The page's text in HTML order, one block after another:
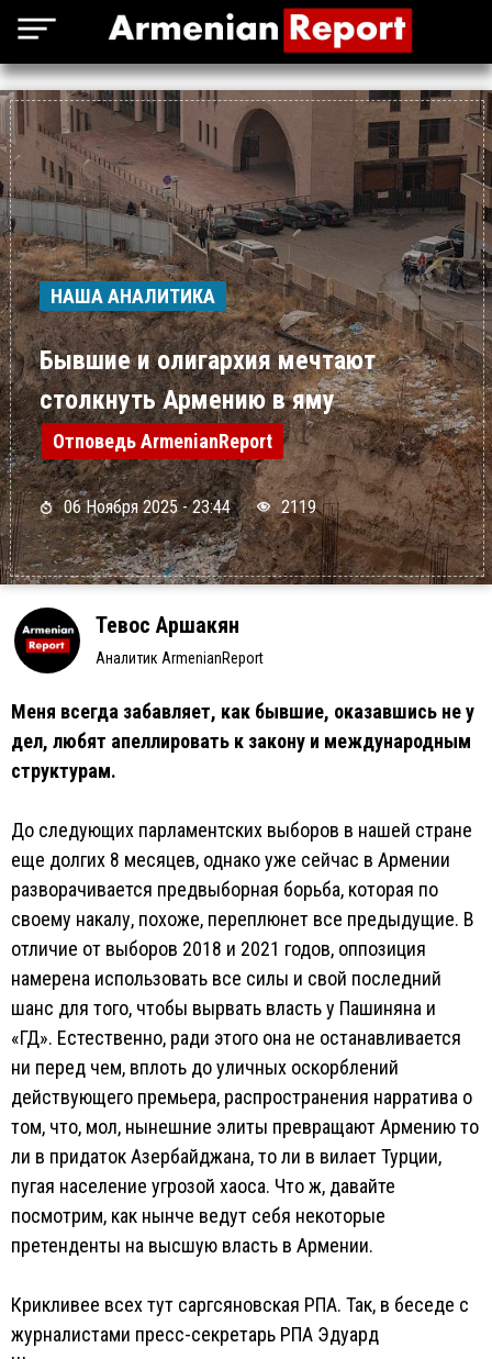
НАША АНАЛИТИКА
Бывшие и олигархия мечтают
столкнуть Армению в яму
Отповедь ArmenianReport
06 Ноября 2025 - 23:44 2119
Тевос Аршакян
Аналитик ArmenianReport
Меня всегда забавляет, как бывшие, оказавшись не у
дел, любят апеллировать к закону и международным
структурам.
До следующих парламентских выборов в нашей стране
еще долгих 8 месяцев, однако уже сейчас в Армении
разворачивается предвыборная борьба, которая по
своему накалу, похоже, переплюнет все предыдущие. В
отличие от выборов 2018 и 2021 годов, оппозиция
намерена использовать все силы и свой последний
шанс для того, чтобы вырвать власть у Пашиняна и
«ГД». Естественно, ради этого она не останавливается
ни перед чем, вплоть до уличных оскорблений
действующего премьера, распространения нарратива о
том, что, мол, нынешние элиты превращают Армению то
ли в придаток Азербайджана, то ли в вилает Турции,
пугая население угрозой хаоса. Что ж, давайте
посмотрим, как нынче ведут себя некоторые
претенденты на высшую власть в Армении.
Крикливее всех тут саргсяновская РПА. Так, в беседе с
журналистами пресс-секретарь РПА Эдуард